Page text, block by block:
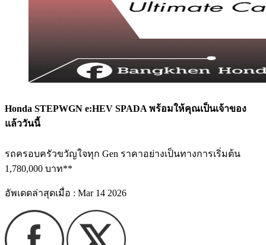
Honda STEPWGN e:HEV SPADA พร้อมให้คุณเป็นเจ้าของ
แล้ววันนี้
รถครอบครัวขวัญใจทุก Gen ราคาอย่างเป็นทางการเริ่มต้น
1,780,000 บาท**
อัพเดดล่าสุดเมื่อ : Mar 14 2026